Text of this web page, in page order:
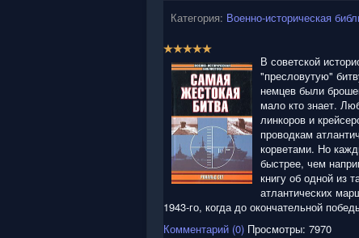
Категория: Военно-историческая
Р
/
В советской
"пресловутую"
немцев были
мало кто знает.
линкоров и
проводкам
корветами. Но
быстрее, чем
книгу об одной из
атлантических
1943-го, когда до окончательной
Комментарий (0) Просмотры: 7970